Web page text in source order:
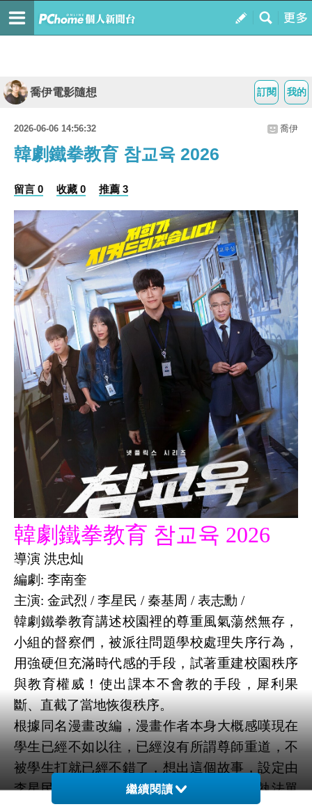
我的
訂閱
喬伊電影隨想
2026-06-06 14:56:32 喬伊
韓劇鐵拳教育 참교육 2026
留言 0 收藏 0 推薦 3
韓劇鐵拳教育 참교육 2026
導演 洪忠灿
編劇: 李南奎
主演: 金武烈 / 李星民 / 秦基周 / 表志勳 /
韓劇鐵拳教育講述校園裡的尊重風氣蕩然無存，
小組的督察們，被派往問題學校處理失序行為，
用強硬但充滿時代感的手段，試著重建校園秩序
與教育權威！使出課本不會教的手段，犀利果
斷、直截了當地恢復秩序。
根據同名漫畫改編，漫畫作者本身大概感嘆現在
學生已經不如以往，已經沒有所謂尊師重道，不
被學生打就已經不錯了，想出這個故事，設定由
李星民代領得「教權保護局」作為非常規執法單
繼續閱讀